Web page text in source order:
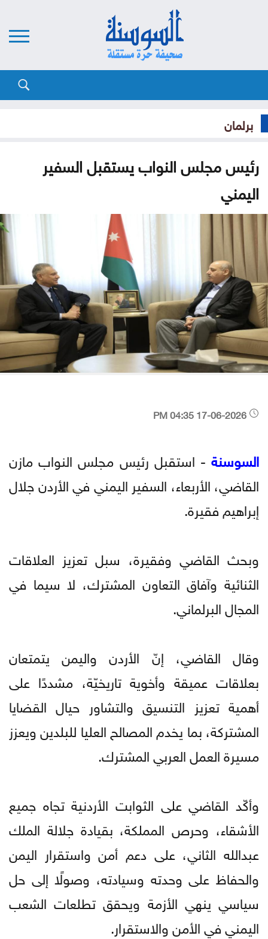
برلمان
رئيس مجلس النواب يستقبل السفير
اليمني
السوسنة - استقبل رئيس مجلس النواب مازن
القاضي، الأربعاء، السفير اليمني في الأردن جلال
إبراهيم فقيرة.
وبحث القاضي وفقيرة، سبل تعزيز العلاقات
الثنائية وآفاق التعاون المشترك، لا سيما في
المجال البرلماني.
وقال القاضي، إنّ الأردن واليمن يتمتعان
بعلاقات عميقة وأخوية تاريخيّة، مشددًا على
أهمية تعزيز التنسيق والتشاور حيال القضايا
المشتركة، بما يخدم المصالح العليا للبلدين ويعزز
مسيرة العمل العربي المشترك.
وأكّد القاضي على الثوابت الأردنية تجاه جميع
الأشقاء، وحرص المملكة، بقيادة جلالة الملك
عبدالله الثاني، على دعم أمن واستقرار اليمن
والحفاظ على وحدته وسيادته، وصولًا إلى حل
سياسي ينهي الأزمة ويحقق تطلعات الشعب
اليمني في الأمن والاستقرار.